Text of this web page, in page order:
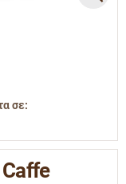
σε: